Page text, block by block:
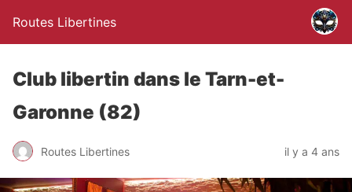
Routes Libertines
Club libertin dans le Tarn-et-
Garonne (82)
Routes Libertines il y a 4 ans